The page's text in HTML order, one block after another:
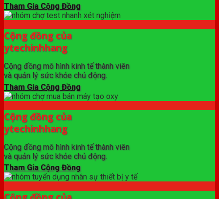
Tham Gia Cộng Đồng
Cộng đồng của
ytechinhhang
Cộng đồng mô hình kinh tế thành viên
và quản lý sức khỏe chủ động.
Tham Gia Cộng Đồng
Cộng đồng của
ytechinhhang
Cộng đồng mô hình kinh tế thành viên
và quản lý sức khỏe chủ động.
Tham Gia Cộng Đồng